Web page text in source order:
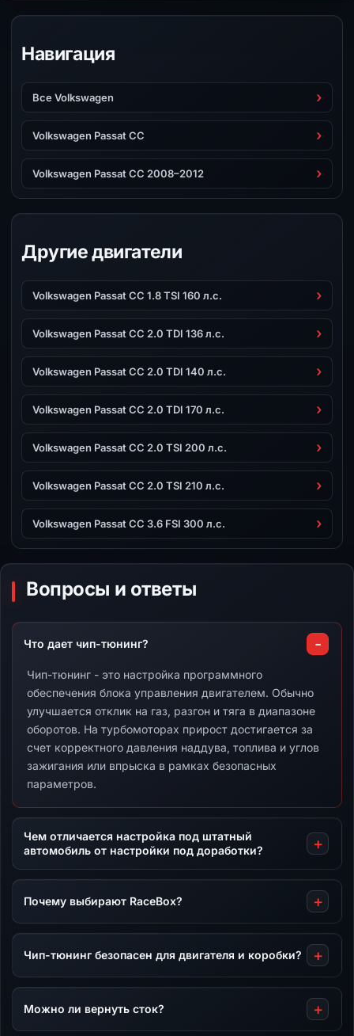
Навигация
Все Volkswagen
Volkswagen Passat CC
Volkswagen Passat CC 2008–2012
Другие двигатели
Volkswagen Passat CC 1.8 TSI 160 л.с.
Volkswagen Passat CC 2.0 TDI 136 л.с.
Volkswagen Passat CC 2.0 TDI 140 л.с.
Volkswagen Passat CC 2.0 TDI 170 л.с.
Volkswagen Passat CC 2.0 TSI 200 л.с.
Volkswagen Passat CC 2.0 TSI 210 л.с.
Volkswagen Passat CC 3.6 FSI 300 л.с.
Вопросы и ответы
Что дает чип-тюнинг?
Чип-тюнинг - это настройка программного
обеспечения блока управления двигателем. Обычно
улучшается отклик на газ, разгон и тяга в диапазоне
оборотов. На турбомоторах прирост достигается за
счет корректного давления наддува, топлива и углов
зажигания или впрыска в рамках безопасных
параметров.
Чем отличается настройка под штатный
автомобиль от настройки под доработки?
Почему выбирают RaceBox?
Чип-тюнинг безопасен для двигателя и коробки?
Можно ли вернуть сток?